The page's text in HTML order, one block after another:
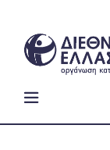
content